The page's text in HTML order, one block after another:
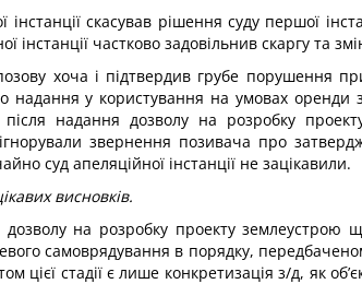
скасував рішення суду першої
частково задовільнив скаргу та
хоча і підтвердив грубе порушення
надання у користування на умовах
надання дозволу на розробку
звернення позивача про
суд апеляційної інстанції не зацікавили.
висновків.
на розробку проекту землеустрою
самоврядування в порядку,
цієї стадії є лише конкретизація з/д, як